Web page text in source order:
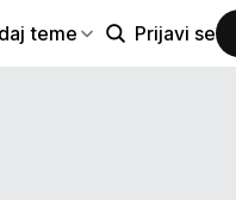
teme Prijavi se